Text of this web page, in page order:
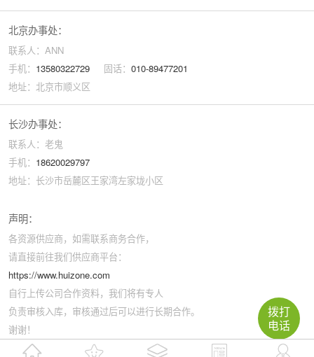
北京办事处：
联系人：ANN
手机： 13580322729固话： 010-89477201
地址：北京市顺义区
长沙办事处：
联系人：老鬼
手机： 18620029797
地址：长沙市岳麓区王家湾左家垅小区
声明：
各资源供应商，如需联系商务合作，
请直接前往我们供应商平台：
https://www.huizone.com
自行上传公司合作资料，我们将有专人
负责审核入库，审核通过后可以进行长期合作。
谢谢！
商务专员微信：
拨打
电话